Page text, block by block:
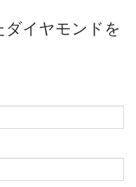
イヤモンドを